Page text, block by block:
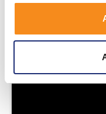
badkamer op
en tag